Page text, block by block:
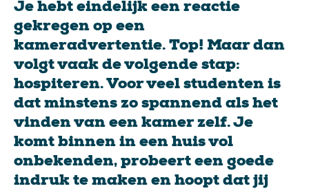
Je hebt eindelijk een reactie
gekregen op een
kameradvertentie. Top! Maar dan
volgt vaak de volgende stap:
hospiteren. Voor veel studenten is
dat minstens zo spannend als het
vinden van een kamer zelf. Je
komt binnen in een huis vol
onbekenden, probeert een goede
indruk te maken en hoopt dat jij